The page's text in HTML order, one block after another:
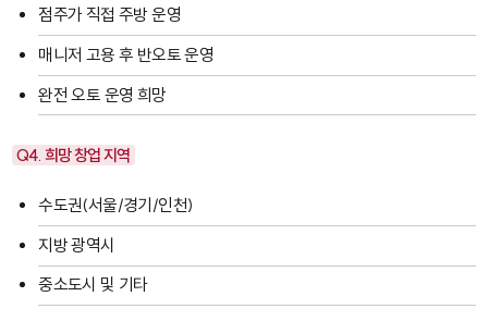
점주가 직접 주방 운영
매니저 고용 후 반오토 운영
완전 오토 운영 희망
Q4. 희망 창업 지역
수도권(서울/경기/인천)
지방 광역시
중소도시 및 기타